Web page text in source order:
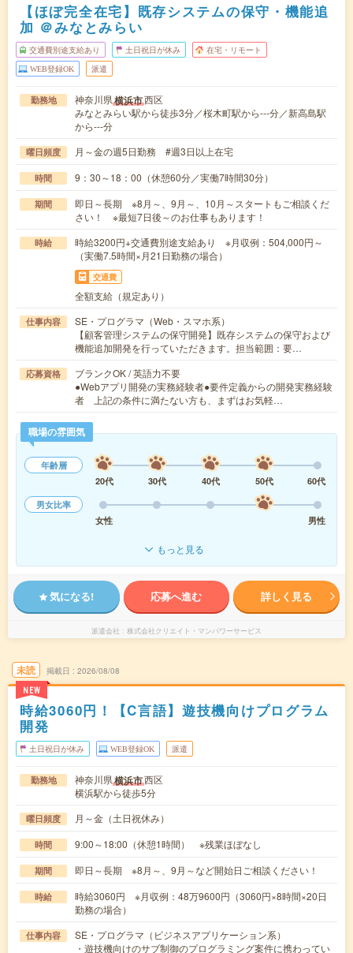
【ほぼ完全在宅】既存システムの保守・機能追
加 ＠みなとみらい
交通費別途支給あり 土日祝日が休み 在宅・リモート
WEB登録OK 派遣
勤務地 神奈川県横浜市西区
みなとみらい駅から徒歩3分／桜木町駅から---分／新高島駅
から---分
曜日頻度 月～金の週5日勤務 #週3日以上在宅
時間 9：30～18：00（休憩60分／実働7時間30分）
期間
即日～長期 ※8月～、9月～、10月～スタートもご相談くだ
さい！ ※最短7日後～のお仕事もあります！
時給
時給3200円+交通費別途支給あり ※月収例：504,000円～
（実働7.5時間×月21日勤務の場合）
交通費
全額支給（規定あり）
仕事内容
SE・プログラマ（Web・スマホ系）
【顧客管理システムの保守開発】既存システムの保守および
機能追加開発を行っていただきます。担当範囲：要…
応募資格
ブランクOK / 英語力不要
●Webアプリ開発の実務経験者●要件定義からの開発実務経験
者 上記の条件に満たない方も、まずはお気軽…
職場の雰囲気
年齢層
20代
30代 40代 50代
60代
男女比率
女性
男性
もっと見る
気になる! 応募へ進む 詳しく見る
派遣会社 株式会社クリエイト・マンパワーサービス
未読
NEW
掲載日 2026/08/08
時給3060円！【C言語】遊技機向けプログラム
開発
土日祝日が休み WEB登録OK 派遣
勤務地 神奈川県横浜市西区
横浜駅から徒歩5分
曜日頻度 月～金（土日祝休み）
時間 9:00～18:00（休憩1時間） ※残業ほぼなし
期間 即日～長期 ※8月～、9月～など開始日ご相談ください！
時給
時給3060円 ※月収例：48万9600円（3060円×8時間×20日
勤務の場合）
仕事内容
SE・プログラマ（ビジネスアプリケーション系）
・遊技機向けのサブ制御のプログラミング案件に携わってい